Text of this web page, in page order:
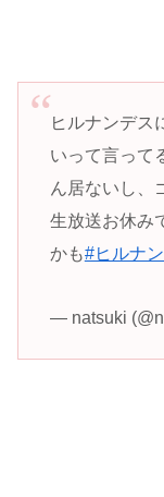
ヒルナンデス
いって言って
ん居ないし、
生放送お休み
かも#ヒルナ
— natsuki